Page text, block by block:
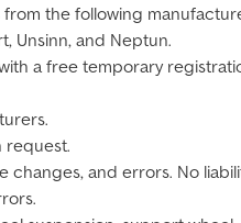
the following
Unsinn, and Neptun.
a free temporary
request.
and errors. No